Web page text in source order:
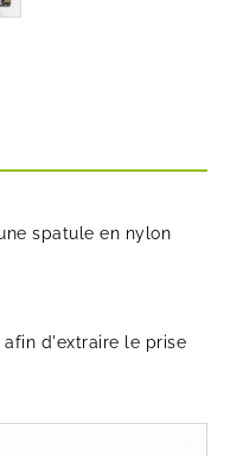
spatule en nylon
d'extraire le prise